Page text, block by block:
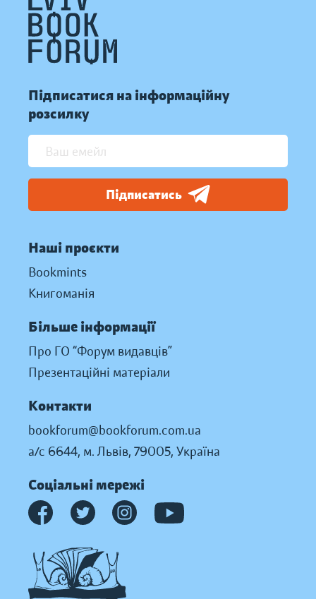
Підписатися на інформаційну
розсилку
Підписатись
Наші проєкти
Bookmints
Книгоманія
Більше інформації
Про ГО “Форум видавців”
Презентаційні матеріали
Контакти
bookforum@bookforum.com.ua
а/с 6644, м. Львів, 79005, Україна
Соціальні мережі